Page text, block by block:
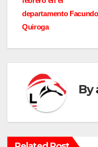
v
e
a
c
i
ó
departamento Facundo
Quiroga
By